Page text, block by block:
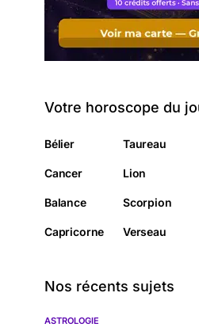
Votre horoscope du
Bélier Taureau
Cancer Lion
Balance Scorpion
Capricorne Verseau
Nos récents sujets
ASTROLOGIE